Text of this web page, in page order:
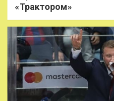
«Трактором»